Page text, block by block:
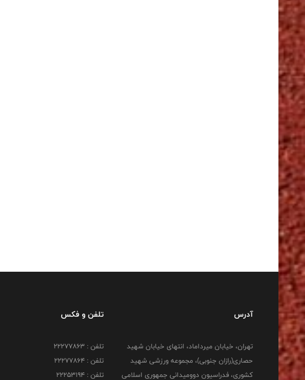
آدرس
تهران، خیابان میرداماد، انتهای خیابان شهید
حصاری(رازان جنوبی)، مجموعه ورزشی شهید
کشوری، فدراسیون دوومیدانی جمهوری اسلامی
تلفن و فکس
تلفن : 22277863
تلفن : 22277864
تلفن : 22253194